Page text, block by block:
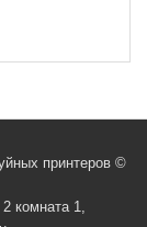
принтеров ©
комната 1,